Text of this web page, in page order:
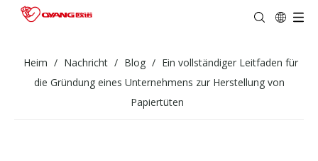
Heim / Nachricht / Blog / Ein vollständiger Leitfaden für
die Gründung eines Unternehmens zur Herstellung von
Papiertüten